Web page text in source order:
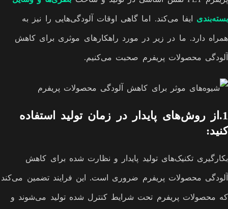
بسته‌بندی ایفا می‌کند. اما گاهی اوقات آلودگی‌هایی را نیز به
همراه دارد. ما در زیر در مورد راهکارهای موثری برای کاهش
آلودگی محصولات پریفرم صحبت می‌کنیم.
1.از روش‌های پایدار در زمان تولید استفاده
کنید:
بکارگیری تکنیک‌های تولید پایدار و نظارت شده برای کاهش
آلودگی محصولات پریفرم ضروری است. این فرایند تضمین می‌کند
که محصولات پریفرم تحت شرایط کنترل شده تولید می‌شوند و